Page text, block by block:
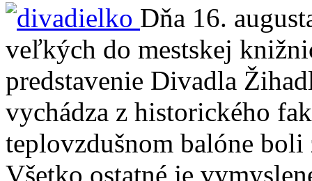
Dňa 16.
veľkých do mestskej
predstavenie Divadla
vychádza z historického
teplovzdušnom balóne
Všetko ostatné je